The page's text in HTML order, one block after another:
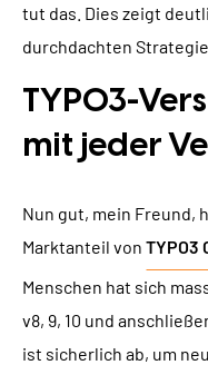
tut das. Dies zeigt
durchdachten
TYPO3-
mit jeder
Nun gut, mein Freund,
Marktanteil von TYPO3
Menschen hat sich
v8, 9, 10 und
ist sicherlich ab, um